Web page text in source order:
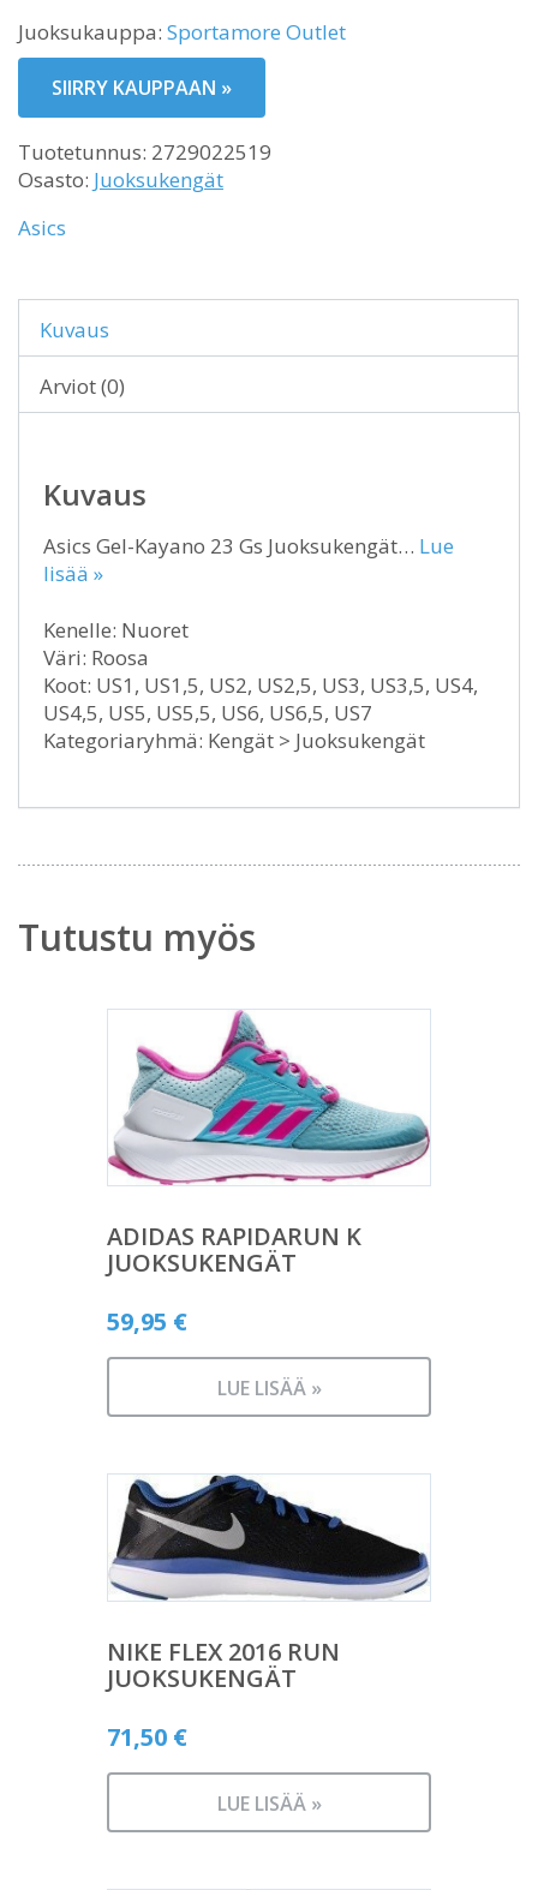
99,90 €.
hinta
on:
59,90 €.
Juoksukauppa: Sportamore Outlet
SIIRRY KAUPPAAN »
Tuotetunnus: 2729022519
Osasto: Juoksukengät
Asics
Kuvaus
Arviot (0)
Kuvaus
Asics Gel-Kayano 23 Gs Juoksukengät… Lue
lisää »
Kenelle: Nuoret
Väri: Roosa
Koot: US1, US1,5, US2, US2,5, US3, US3,5, US4,
US4,5, US5, US5,5, US6, US6,5, US7
Kategoriaryhmä: Kengät > Juoksukengät
Tutustu myös
ADIDAS RAPIDARUN K
JUOKSUKENGÄT
59,95 €
LUE LISÄÄ »
NIKE FLEX 2016 RUN
JUOKSUKENGÄT
71,50 €
LUE LISÄÄ »